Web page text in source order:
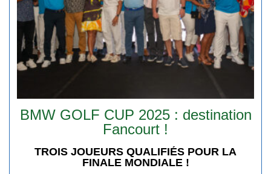
BMW GOLF CUP 2025 : destination
Fancourt !
TROIS JOUEURS QUALIFIÉS POUR LA
FINALE MONDIALE !